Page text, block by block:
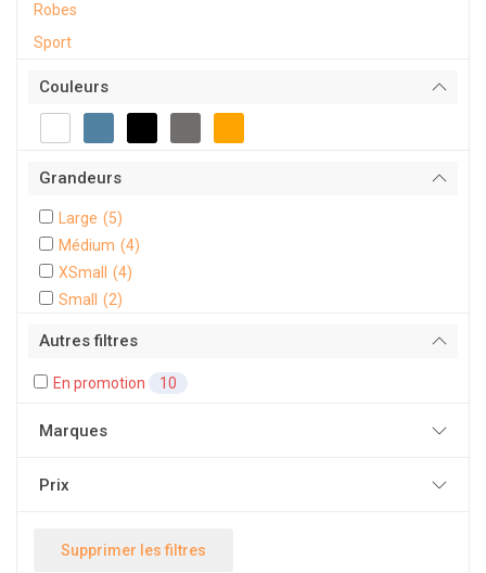
Robes
Sport
Couleurs
Grandeurs
Large (5)
Médium (4)
XSmall
(4)
Small
(2)
Autres filtres
En promotion 10
Marques
Prix
Supprimer les filtres